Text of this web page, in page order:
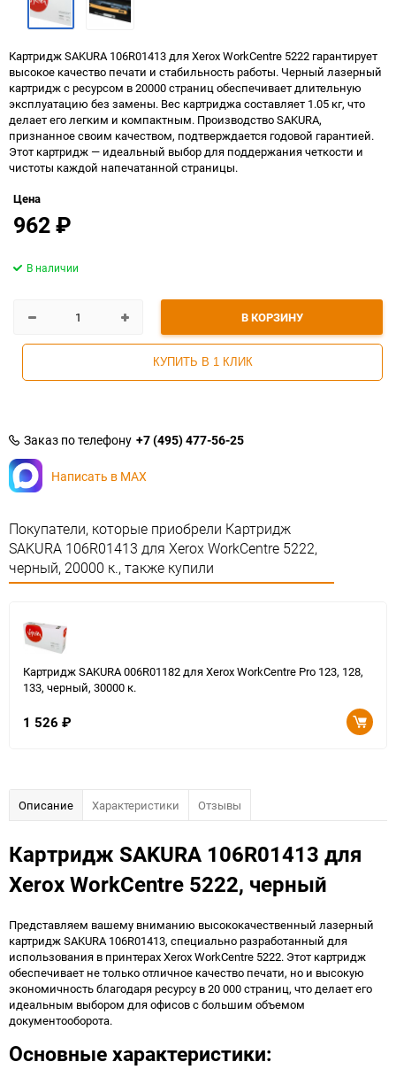
Картридж SAKURA 106R01413 для Xerox WorkCentre 5222 гарантирует
высокое качество печати и стабильность работы. Черный лазерный
картридж с ресурсом в 20000 страниц обеспечивает длительную
эксплуатацию без замены. Вес картриджа составляет 1.05 кг, что
делает его легким и компактным. Производство SAKURA,
признанное своим качеством, подтверждается годовой гарантией.
Этот картридж — идеальный выбор для поддержания четкости и
чистоты каждой напечатанной страницы.
Цена
962₽
В КОРЗИНУ
КУПИТЬ В 1 КЛИК
В наличии
Заказ по телефону +7 (495) 477-56-25
Написать в MAX
Покупатели, которые приобрели Картридж
SAKURA 106R01413 для Xerox WorkCentre 5222,
черный, 20000 к., также купили
Картридж SAKURA 006R01182 для Xerox WorkCentre Pro 123, 128,
133, черный, 30000 к.
1 526 ₽
Описание Характеристики Отзывы
Картридж SAKURA 106R01413 для
Xerox WorkCentre 5222, черный
Представляем вашему вниманию высококачественный лазерный
картридж SAKURA 106R01413, специально разработанный для
использования в принтерах Xerox WorkCentre 5222. Этот картридж
обеспечивает не только отличное качество печати, но и высокую
экономичность благодаря ресурсу в 20 000 страниц, что делает его
идеальным выбором для офисов с большим объемом
документооборота.
Основные характеристики: